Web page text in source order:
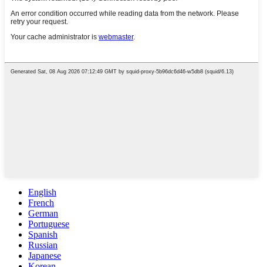
English
French
German
Portuguese
Spanish
Russian
Japanese